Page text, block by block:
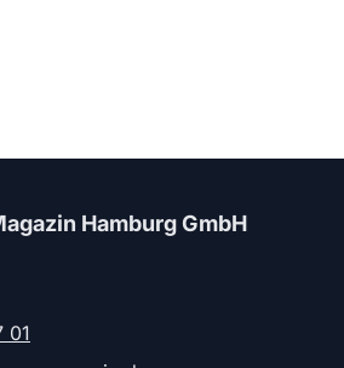
Hamburg GmbH
01